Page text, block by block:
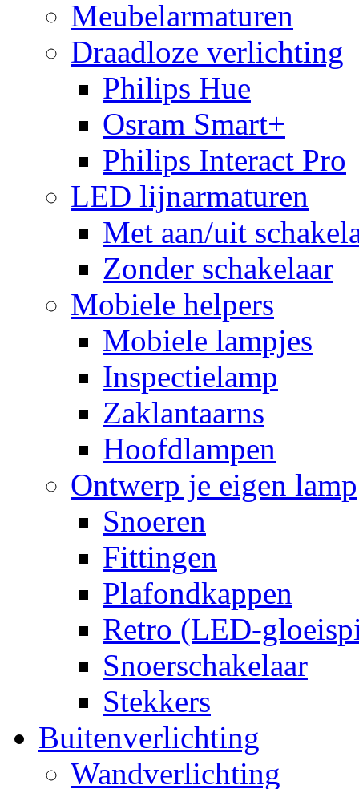
Meubelarmaturen
Draadloze verlichting
Philips Hue
Osram Smart+
Philips Interact Pro
LED lijnarmaturen
Met aan/uit
Zonder schakelaar
Mobiele helpers
Mobiele lampjes
Inspectielamp
Zaklantaarns
Hoofdlampen
Ontwerp je eigen lamp
Snoeren
Fittingen
Plafondkappen
Retro (LED-
Snoerschakelaar
Stekkers
Buitenverlichting
Wandverlichting